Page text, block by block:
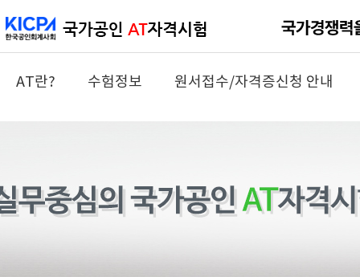
AT란? 수험정보 원서접수/자격증신청 안내